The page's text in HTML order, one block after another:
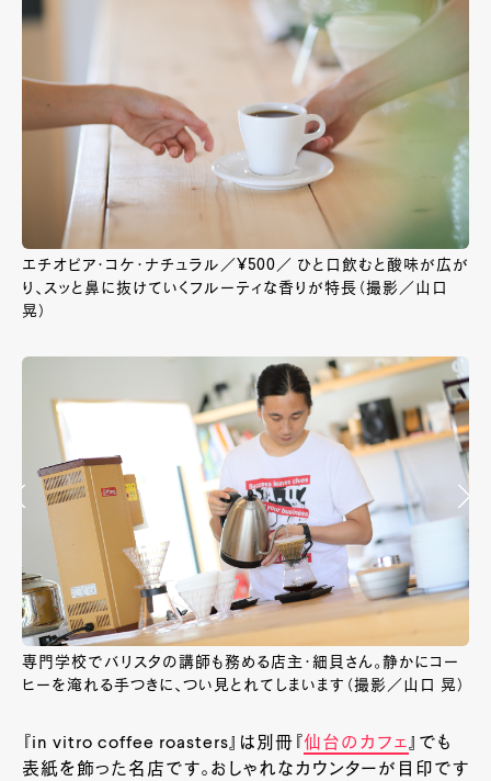
エチオピア・コケ・ナチュラル／¥500／ ひと口飲むと酸味が広が
り、スッと鼻に抜けていくフルーティな香りが特長（撮影／山口
晃）
専門学校でバリスタの講師も務める店主・細貝さん。静かにコー
ヒーを淹れる手つきに、つい見とれてしまいます（撮影／山口 晃）
『in vitro coffee roasters』は別冊『 仙台のカフェ』でも
表紙を飾った名店です。おしゃれなカウンターが目印です